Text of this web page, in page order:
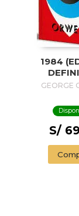
1984
AVALADA
(EDICIÓN
GEORGE
S/